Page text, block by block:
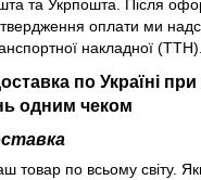
та Укрпошта. Після
оплати ми
накладної (ТТН).
по Україні
одним чеком
товар по всьому світу.